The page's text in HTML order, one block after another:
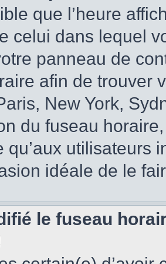
que l’heure
celui dans lequel
panneau de
afin de trouver
New York,
du fuseau
qu’aux utilisateurs
idéale de le
le fuseau